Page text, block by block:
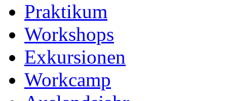
Praktikum
Workshops
Exkursionen
Workcamp